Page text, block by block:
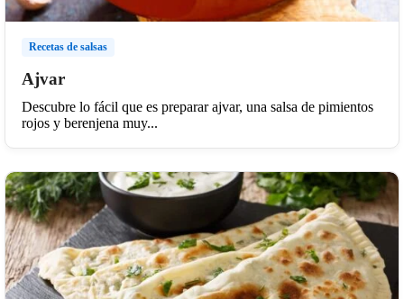
Recetas de salsas
Ajvar
Descubre lo fácil que es preparar ajvar, una salsa de pimientos
rojos y berenjena muy...